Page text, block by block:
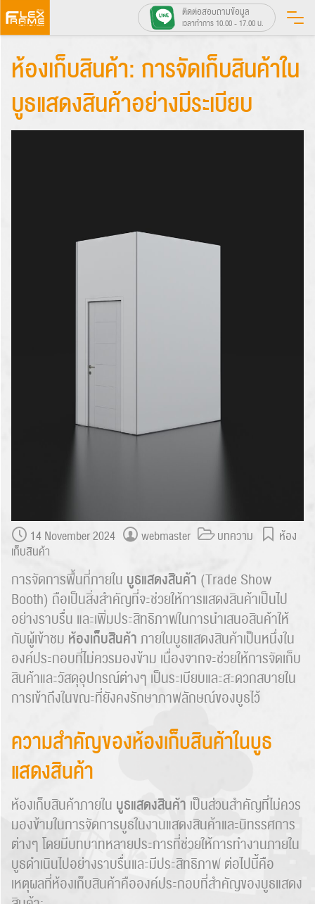
Skip
to
ติดต่อสอบถามข้อมูล
เวลาทำการ 10.00 - 17.00 น.
ห้องเก็บสินค้า: การจัดเก็บสินค้าใน
บูธแสดงสินค้าอย่างมีระเบียบ
14 November 2024 webmaster บทความ
ห้อง
เก็บสินค้า
การจัดการพื้นที่ภายใน บูธแสดงสินค้า (Trade Show
Booth) ถือเป็นสิ่งสำคัญที่จะช่วยให้การแสดงสินค้าเป็นไป
อย่างราบรื่น และเพิ่มประสิทธิภาพในการนำเสนอสินค้าให้
กับผู้เข้าชม ห้องเก็บสินค้าภายในบูธแสดงสินค้าเป็นหนึ่งใน
องค์ประกอบที่ไม่ควรมองข้าม เนื่องจากจะช่วยให้การจัดเก็บ
สินค้าและวัสดุอุปกรณ์ต่างๆ เป็นระเบียบและสะดวกสบายใน
การเข้าถึงในขณะที่ยังคงรักษาภาพลักษณ์ของบูธไว้
ความสำคัญของห้องเก็บสินค้าในบูธ
แสดงสินค้า
ห้องเก็บสินค้าภายใน บูธแสดงสินค้า เป็นส่วนสำคัญที่ไม่ควร
มองข้ามในการจัดการบูธในงานแสดงสินค้าและนิทรรศการ
ต่างๆ โดยมีบทบาทหลายประการที่ช่วยให้การทำงานภายใน
บูธดำเนินไปอย่างราบรื่นและมีประสิทธิภาพ ต่อไปนี้คือ
เหตุผลที่ห้องเก็บสินค้าคือองค์ประกอบที่สำคัญของบูธแสดง